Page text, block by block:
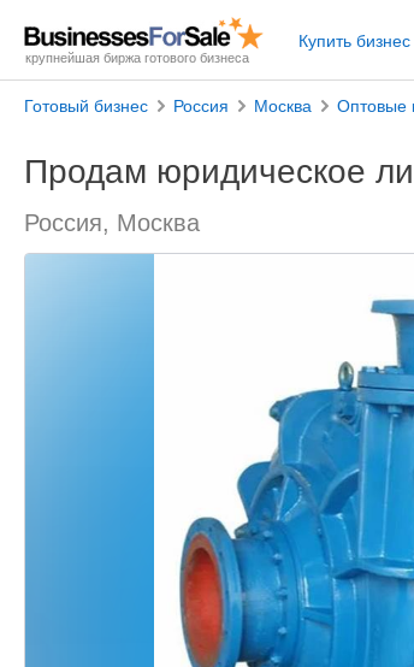
крупнейшая биржа готового бизнеса
Купить бизнес
Готовый бизнес Россия Москва Оптовые
Продам юридическое
Россия, Москва